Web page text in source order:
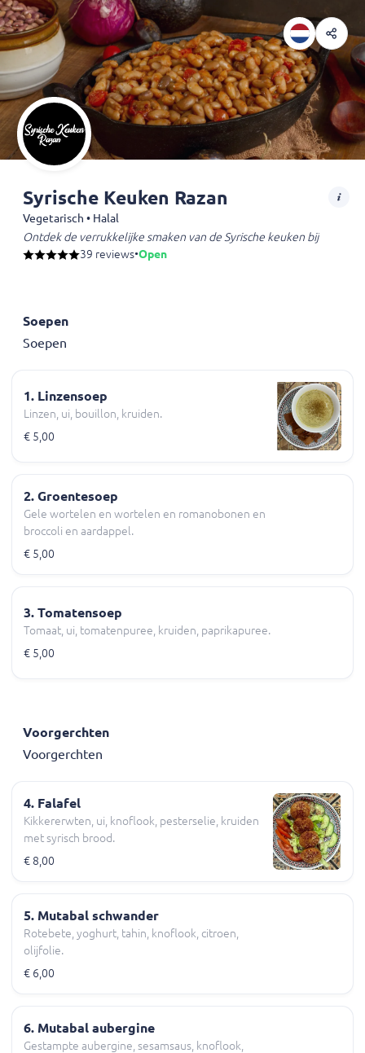
Syrische Keuken Razan
Vegetarisch • Halal
Ontdek de verrukkelijke smaken van de Syrische keuken bij
39 reviews•Open
Soepen
Soepen
1. Linzensoep
Linzen, ui, bouillon, kruiden.
€ 5,00
2. Groentesoep
Gele wortelen en wortelen en romanobonen en
broccoli en aardappel.
€ 5,00
3. Tomatensoep
Tomaat, ui, tomatenpuree, kruiden, paprikapuree.
€ 5,00
Voorgerchten
Voorgerchten
4. Falafel
Kikkererwten, ui, knoflook, pesterselie, kruiden
met syrisch brood.
€ 8,00
5. Mutabal schwander
Rotebete, yoghurt, tahin, knoflook, citroen,
olijfolie.
€ 6,00
6. Mutabal aubergine
Gestampte aubergine, sesamsaus, knoflook,